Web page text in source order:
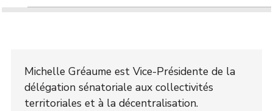
Michelle Gréaume est Vice-Présidente de la
délégation sénatoriale aux collectivités
territoriales et à la décentralisation.